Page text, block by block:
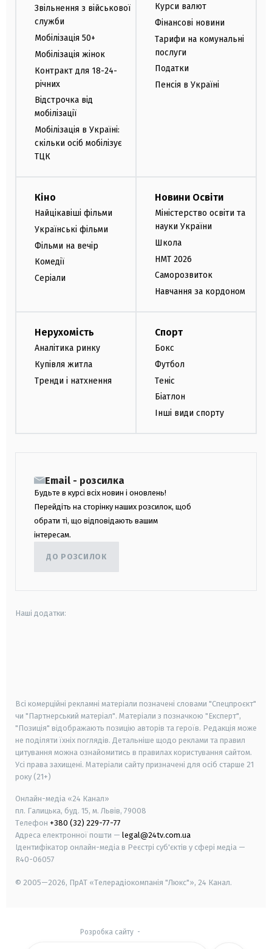
Звільнення з військової
служби
Мобілізація 50+
Мобілізація жінок
Контракт для 18-24-
річних
Відстрочка від
мобілізації
Мобілізація в Україні:
скільки осіб мобілізує
ТЦК
Курси валют
Фінансові новини
Тарифи на комунальні
послуги
Податки
Пенсія в Україні
Кіно
Найцікавіші фільми
Українські фільми
Фільми на вечір
Комедії
Серіали
Новини Освіти
Міністерство освіти та
науки України
Школа
НМТ 2026
Саморозвиток
Навчання за кордоном
Нерухомість
Аналітика ринку
Купівля житла
Тренди і натхнення
Спорт
Бокс
Футбол
Теніс
Біатлон
Інші види спорту
Email - розсилка
Будьте в курсі всіх новин і оновлень!
Перейдіть на сторінку наших розсилок, щоб
обрати ті, що відповідають вашим
інтересам.
ДО РОЗСИЛОК
Наші додатки:
Всі комерційні рекламні матеріали позначені словами "Спецпроєкт"
чи "Партнерський матеріал". Матеріали з позначкою "Експерт",
"Позиція" відображають позицію авторів та героїв. Редакція може
не поділяти їхніх поглядів. Детальніше щодо реклами та правил
цитування можна ознайомитись в правилах користування сайтом.
Усі права захищені. Матеріали сайту призначені для осіб старше 21
року (21+)
Онлайн-медіа «24 Канал»
пл. Галицька, буд. 15, м. Львів, 79008
Телефон +380 (32) 229-77-77
Адреса електронної пошти — legal@24tv.com.ua
Ідентифікатор онлайн-медіа в Реєстрі суб'єктів у сфері медіа —
R40-06057
© 2005—2026, ПрАТ «Телерадіокомпанія "Люкс"», 24 Канал.
Розробка сайту-